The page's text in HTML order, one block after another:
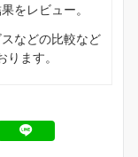
をレビュー。
などの比較など
ます。